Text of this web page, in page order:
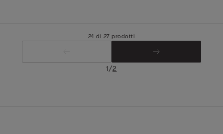
24 di 27 prodotti
1/2